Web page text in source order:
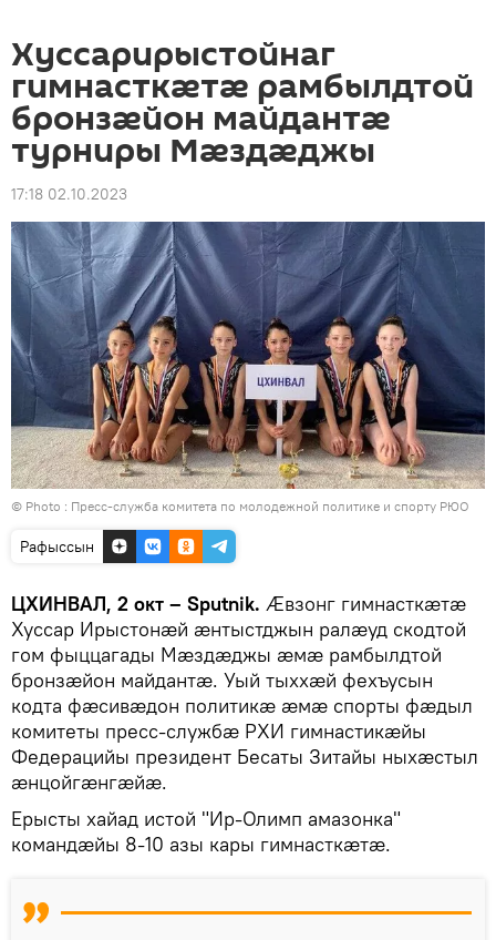
Хуссарирыстойнаг
гимнасткӕтӕ рамбылдтой
бронзӕйон майдантӕ
турниры Мӕздӕджы
17:18 02.10.2023
© Photo : Пресс-служба комитета по молодежной политике и спорту РЮО
Рафыссын
ЦХИНВАЛ, 2 окт – Sputnik. Ӕвзонг гимнасткӕтӕ
Хуссар Ирыстонӕй ӕнтыстджын ралӕуд скодтой
гом фыццагады Мӕздӕджы ӕмӕ рамбылдтой
бронзӕйон майдантӕ. Уый тыххӕй фехъусын
кодта фӕсивӕдон политикӕ ӕмӕ спорты фӕдыл
комитеты пресс-службӕ РХИ гимнастикӕйы
Федерацийы президент Бесаты Зитайы ныхӕстыл
ӕнцойгӕнгӕйӕ.
Ерысты хайад истой "Ир-Олимп амазонка"
командӕйы 8-10 азы кары гимнасткӕтӕ.